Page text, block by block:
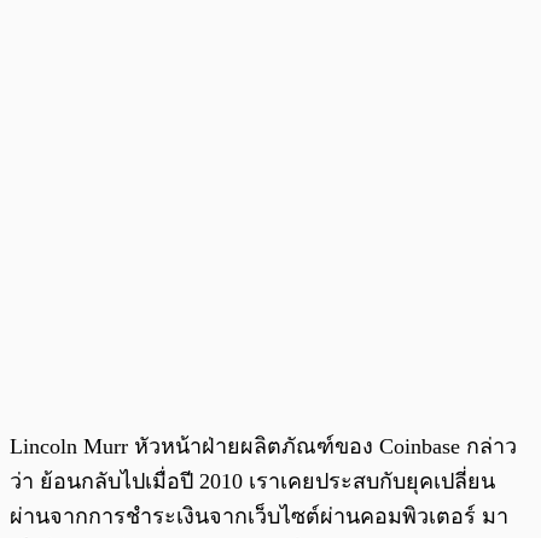
Lincoln Murr หัวหน้าฝ่ายผลิตภัณฑ์ของ Coinbase กล่าว
ว่า ย้อนกลับไปเมื่อปี 2010 เราเคยประสบกับยุคเปลี่ยน
ผ่านจากการชำระเงินจากเว็บไซต์ผ่านคอมพิวเตอร์ มา